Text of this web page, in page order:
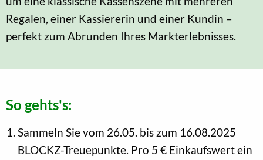
Regalen, einer Kassiererin und einer Kundin –
perfekt zum Abrunden Ihres Markterlebnisses.
So gehts's:
Sammeln Sie vom 26.05. bis zum 16.08.2025
BLOCKZ-Treuepunkte. Pro 5 € Einkaufswert ein